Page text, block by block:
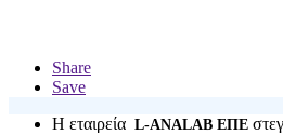
Share
Save
H εταιρεία L-ANALAB ΕΠΕ